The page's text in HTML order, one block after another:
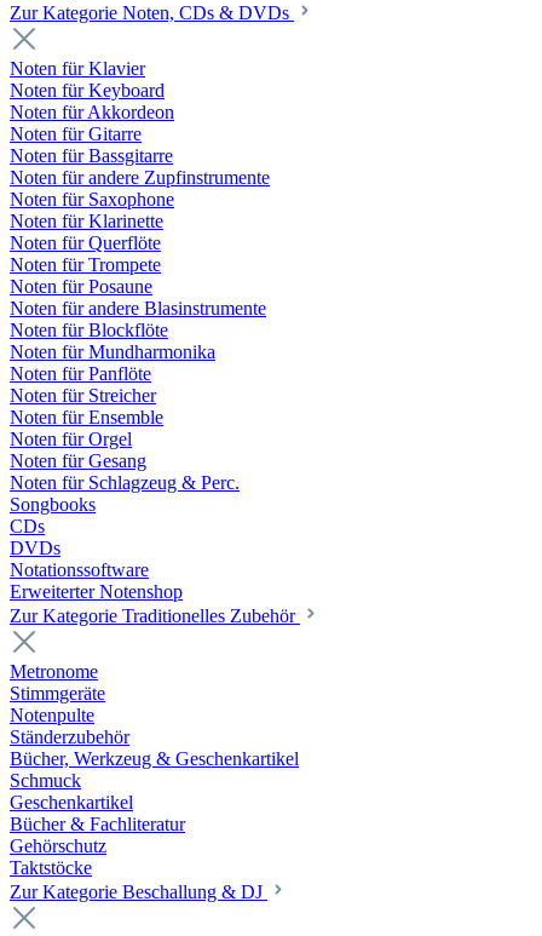
Zur Kategorie Noten, CDs & DVDs
Noten für Klavier
Noten für Keyboard
Noten für Akkordeon
Noten für Gitarre
Noten für Bassgitarre
Noten für andere Zupfinstrumente
Noten für Saxophone
Noten für Klarinette
Noten für Querflöte
Noten für Trompete
Noten für Posaune
Noten für andere Blasinstrumente
Noten für Blockflöte
Noten für Mundharmonika
Noten für Panflöte
Noten für Streicher
Noten für Ensemble
Noten für Orgel
Noten für Gesang
Noten für Schlagzeug & Perc.
Songbooks
CDs
DVDs
Notationssoftware
Erweiterter Notenshop
Zur Kategorie Traditionelles Zubehör
Metronome
Stimmgeräte
Notenpulte
Ständerzubehör
Bücher, Werkzeug & Geschenkartikel
Schmuck
Geschenkartikel
Bücher & Fachliteratur
Gehörschutz
Taktstöcke
Zur Kategorie Beschallung & DJ